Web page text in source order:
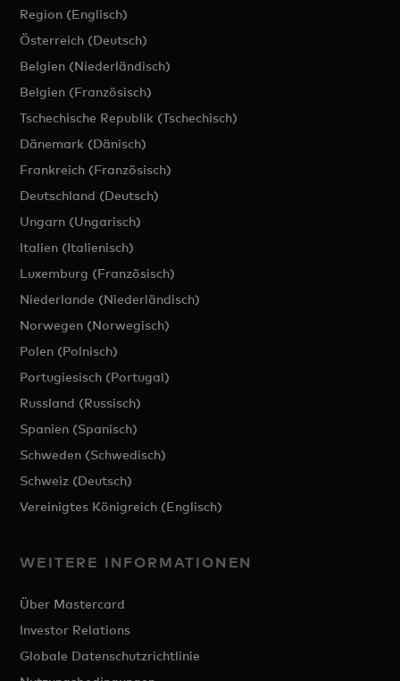
Region (Englisch)
Österreich (Deutsch)
Belgien (Niederländisch)
Belgien (Französisch)
Tschechische Republik (Tschechisch)
Dänemark (Dänisch)
Frankreich (Französisch)
Deutschland (Deutsch)
Ungarn (Ungarisch)
Italien (Italienisch)
Luxemburg (Französisch)
Niederlande (Niederländisch)
Norwegen (Norwegisch)
Polen (Polnisch)
Portugiesisch (Portugal)
Russland (Russisch)
Spanien (Spanisch)
Schweden (Schwedisch)
Schweiz (Deutsch)
Vereinigtes Königreich (Englisch)
WEITERE INFORMATIONEN
Über Mastercard
Investor Relations
Globale Datenschutzrichtlinie